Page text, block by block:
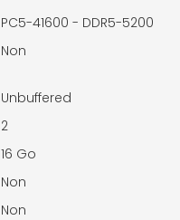
PC5-41600 - DDR5-5200
Non
Unbuffered
2
16 Go
Non
Non